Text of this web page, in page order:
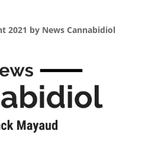
2021 by News Cannabidiol